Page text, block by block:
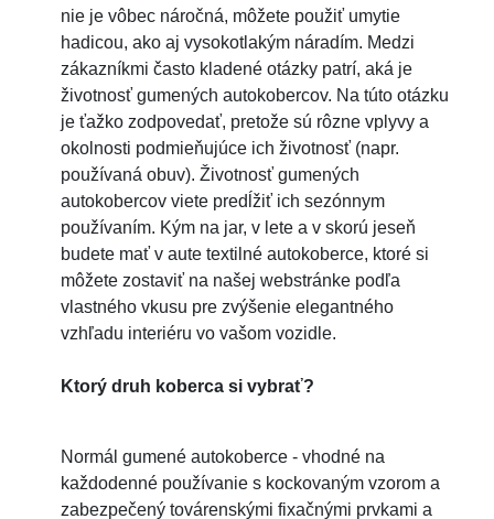
nie je vôbec náročná, môžete použiť umytie
hadicou, ako aj vysokotlakým náradím. Medzi
zákazníkmi často kladené otázky patrí, aká je
životnosť gumených autokobercov. Na túto otázku
je ťažko zodpovedať, pretože sú rôzne vplyvy a
okolnosti podmieňujúce ich životnosť (napr.
používaná obuv). Životnosť gumených
autokobercov viete predĺžiť ich sezónnym
používaním. Kým na jar, v lete a v skorú jeseň
budete mať v aute textilné autokoberce, ktoré si
môžete zostaviť na našej webstránke podľa
vlastného vkusu pre zvýšenie elegantného
vzhľadu interiéru vo vašom vozidle.
Ktorý druh koberca si vybrať?
Normál gumené autokoberce - vhodné na
každodenné používanie s kockovaným vzorom a
zabezpečený továrenskými fixačnými prvkami a